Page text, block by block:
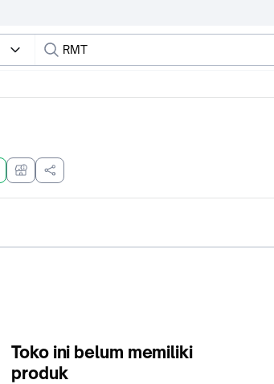
Toko ini belum memiliki
produk